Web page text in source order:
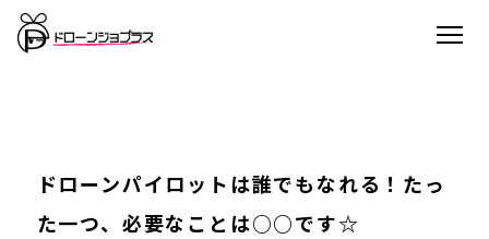
ドローンパイロットは誰でもなれる！たっ
た一つ、必要なことは○○です☆